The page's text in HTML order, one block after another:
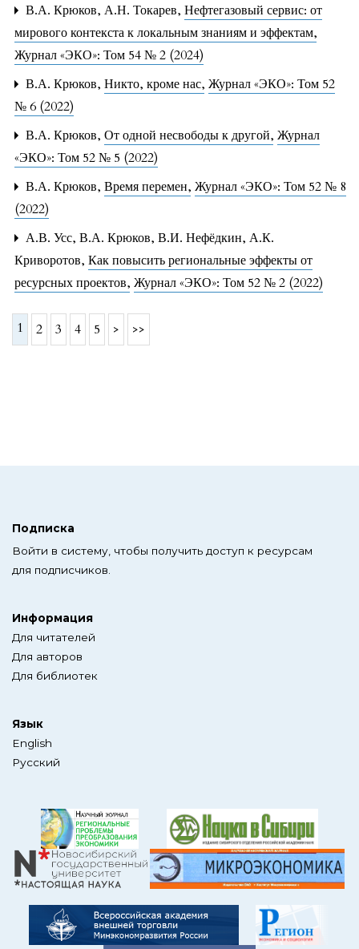
В.А. Крюков, А.Н. Токарев, Нефтегазовый сервис: от
мирового контекста к локальным знаниям и эффектам,
Журнал «ЭКО»: Том 54 № 2 (2024)
В.А. Крюков, Никто, кроме нас, Журнал «ЭКО»: Том 52
№ 6 (2022)
В.А. Крюков, От одной несвободы к другой, Журнал
«ЭКО»: Том 52 № 5 (2022)
В.А. Крюков, Время перемен, Журнал «ЭКО»: Том 52 № 8
(2022)
А.В. Усс, В.А. Крюков, В.И. Нефёдкин, А.К.
Криворотов, Как повысить региональные эффекты от
ресурсных проектов, Журнал «ЭКО»: Том 52 № 2 (2022)
1 2 3 4 5 > >>
Подписка
Войти в систему, чтобы получить доступ к ресурсам
для подписчиков.
Информация
Для читателей
Для авторов
Для библиотек
Язык
English
Русский